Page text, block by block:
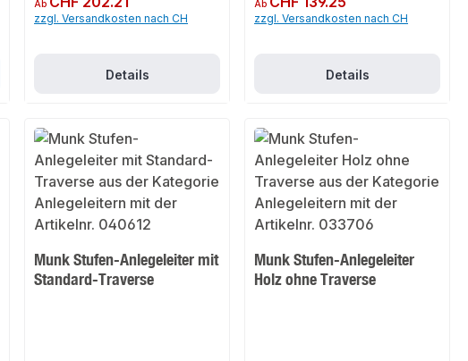
Ab
zzgl. Versandkosten nach CH
Details
Ab
zzgl. Versandkosten nach CH
Details
Munk Stufen-Anlegeleiter mit
Standard-Traverse
Munk Stufen-Anlegeleiter
Holz ohne Traverse